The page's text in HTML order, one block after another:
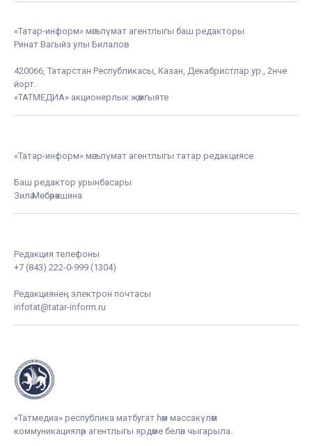
«Татар-информ» мәгълүмат агентлыгы баш редакторы
Ринат Вагыйз улы Билалов
420066, Татарстан Республикасы, Казан, Декабристлар ур., 2нче
йорт.
«ТАТМЕДИА» акционерлык җәмгыяте
«Татар-информ» мәгълүмат агентлыгы татар редакциясе
Баш редактор урынбасары
Зилә Мөбәрәкшина
Редакция телефоны
+7 (843) 222-0-999 (1304)
Редакциянең электрон почтасы
infotat@tatar-inform.ru
«Татмедиа» республика матбугат һәм массакүләм
коммуникацияләр агентлыгы ярдәме белән чыгарыла.